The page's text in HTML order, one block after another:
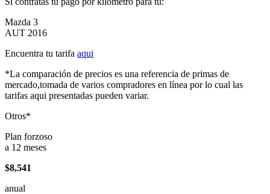
Mazda 3
AUT 2016
Encuentra tu tarifa aqui
*La comparación de precios es una referencia de primas de
mercado,tomada de varios compradores en línea por lo cual las
tarifas aqui presentadas pueden variar.
Otros*
Plan forzoso
a 12 meses
$8,541
anual